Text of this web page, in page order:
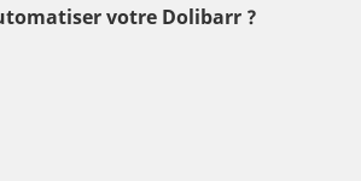
votre Dolibarr ?